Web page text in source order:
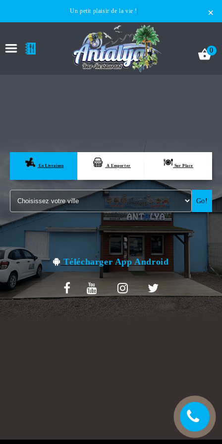
×
Un petit plaisir de la vie !
LA CARTE
VOTRE COMPTE
NOTRE RESTAURANT
VOS AVIS
MENTIONS LÉGALES
C.G.V
0
En Livraison A Emporter Sur Place
Go!
Télécharger App Android